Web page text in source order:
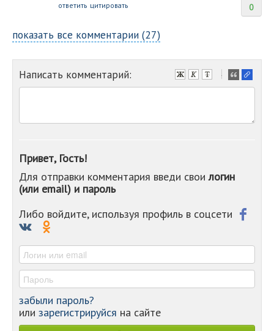
0
ответить цитировать
показать все комментарии (27)
Написать комментарий:
-
-
-
-
-
Привет, Гость!
Для отправки комментария введи своилогин
(или email) и пароль
Либо войдите, используя профиль в соцсети
забыли пароль?
или зарегистрируйся на сайте